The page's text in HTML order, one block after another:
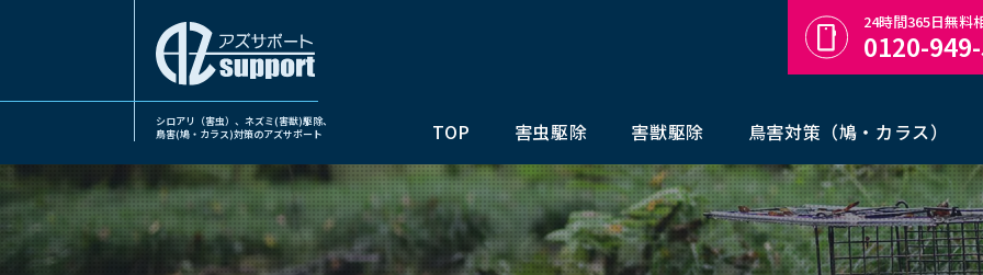
シロアリ（害虫）、ネズミ(害獣)駆除、
鳥害(鳩・カラス)対策のアズサポート
TOP 害虫駆除 害獣駆除 鳥害対策（鳩・カラス）
24時間365日無料
0120-